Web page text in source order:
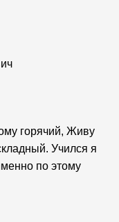
горячий, Живу
Учился я
по этому